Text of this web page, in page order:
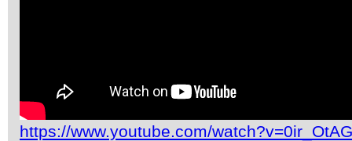
https://www.youtube.com/